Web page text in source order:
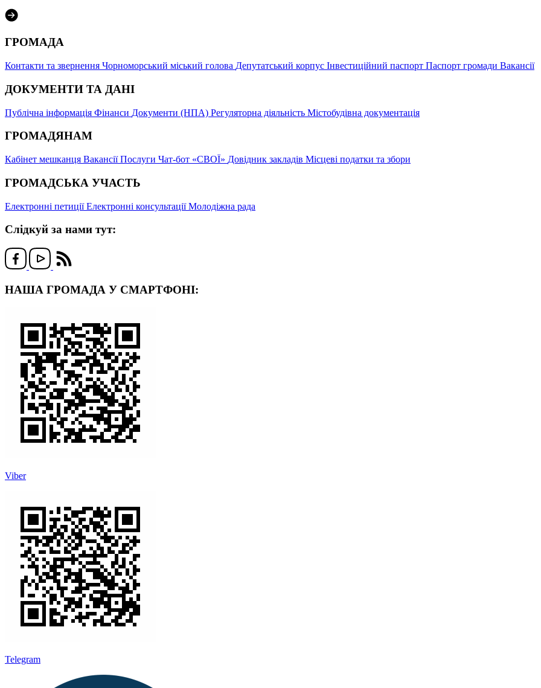
ГРОМАДА
Контакти та звернення Чорноморський міський голова Депутатський корпус Інвестиційний паспорт Паспорт громади Вакансії
ДОКУМЕНТИ ТА ДАНІ
Публічна інформація Фінанси Документи (НПА) Регуляторна діяльність Містобудівна документація
ГРОМАДЯНАМ
Кабінет мешканця ВакансіїПослуги Чат-бот «СВОЇ» Довідник закладів Місцеві податки та збори
ГРОМАДСЬКА УЧАСТЬ
Електронні петиціїЕлектронні консультаціїМолодіжна рада
Слідкуй за нами тут:
НАША ГРОМАДА У СМАРТФОНІ:
Viber
Telegram